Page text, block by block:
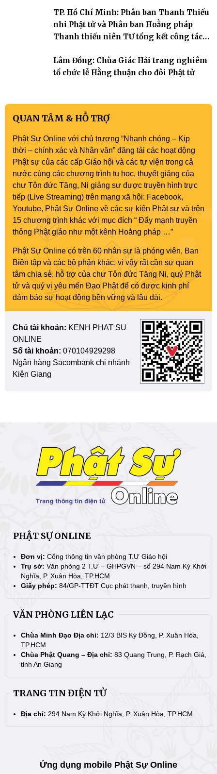
TP. Hồ Chí Minh: Phân ban Thanh Thiếu
nhi Phật tử và Phân ban Hoằng pháp
Thanh thiếu niên TƯ tổng kết công tác
Lâm Đồng: Chùa Giác Hải trang nghiêm
tổ chức lễ Hằng thuận cho đôi Phật tử
QUAN TÂM & HỖ TRỢ
Phật Sự Online với chủ trương “Nhanh chóng – Kịp
thời – chính xác và Nhân văn” đăng tải các hoạt động
Phật sự của các cấp Giáo hội và các tự viện trong cả
nước cùng các chương trình tu học, thuyết giảng của
chư Tôn đức Tăng, Ni giảng sư được truyền hình trực
tiếp (Live Streaming) trên mạng xã hội: Facebook,
Youtube, Phật Sự Online về các sự kiện Phật sự và trên
15 chương trình khác với mục đích “ Đẩy mạnh truyền
thông Phật giáo như một kênh Hoằng pháp …”
Phật Sự Online có trên 60 nhân sự là phóng viên, Ban
Biên tập và các bộ phận khác, vì vậy rất cần sự quan
tâm chia sẻ, hỗ trợ của chư Tôn đức Tăng Ni, quý Phật
tử và quý vị yêu mến Đạo Phật để có được kinh phí
đảm bảo sự hoạt động bền vững và lâu dài.
Chủ tài khoản: KENH PHAT SU
ONLINE
Số tài khoản: 070104929298
Ngân hàng Sacombank chi nhánh
Kiên Giang
PHẬT SỰ ONLINE
Đơn vị: Cổng thông tin văn phòng T.Ư Giáo hội
Trụ sở: Văn phòng 2 T.Ư – GHPGVN – số 294 Nam Kỳ Khởi
Nghĩa, P. Xuân Hòa, TP.HCM
Giấy phép: 84/GP-TTĐT Cục phát thanh, truyền hình
VĂN PHÒNG LIÊN LẠC
Chùa Minh Đạo Địa chỉ: 12/3 BIS Kỳ Đồng, P. Xuân Hòa,
TP.HCM
Chùa Phật Quang – Địa chỉ: 83 Quang Trung, P. Rạch Giá,
tỉnh An Giang
TRANG TIN ĐIỆN TỬ
Địa chỉ: 294 Nam Kỳ Khởi Nghĩa, P. Xuân Hòa, TP.HCM
Ứng dụng mobile Phật Sự Online